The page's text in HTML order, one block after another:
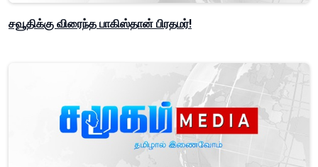
சவூதிக்கு விரைந்த பாகிஸ்தான் பிரதமர்!